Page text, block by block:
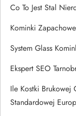
Co To Jest Stal
Kominki
System Glass
Ekspert SEO
Ile Kostki
Standardowej